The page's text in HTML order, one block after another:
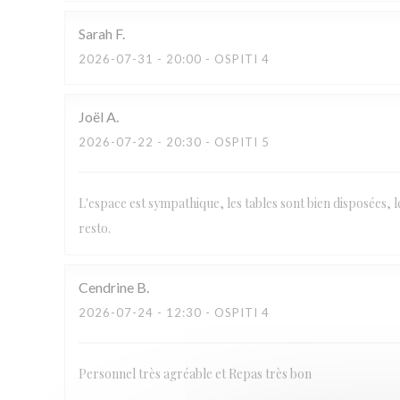
Sarah F
2026-07-31 - 20:00 - OSPITI 4
Joël A
2026-07-22 - 20:30 - OSPITI 5
L'espace est sympathique, les tables sont bien
resto.
Cendrine B
2026-07-24 - 12:30 - OSPITI 4
Personnel très agréable et Repas très bon